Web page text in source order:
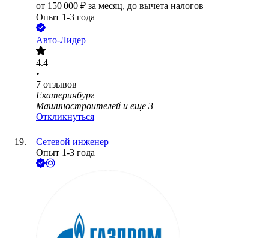
от 150 000 ₽ за месяц, до вычета налогов
Опыт 1-3 года
Авто-Лидер
4.4
•
7 отзывов
Екатеринбург
Машиностроителей и еще 3
Откликнуться
Сетевой инженер
Опыт 1-3 года